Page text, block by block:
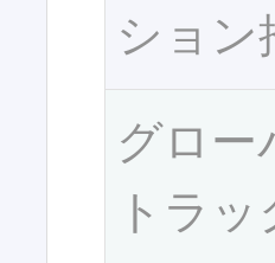
ション
グロー
トラ